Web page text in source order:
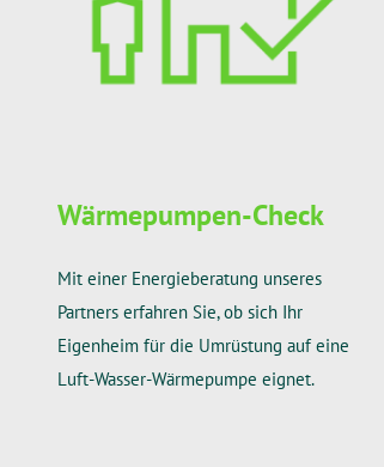
Wärmepumpen-Check
Mit einer Energieberatung unseres
Partners erfahren Sie, ob sich Ihr
Eigenheim für die Umrüstung auf eine
Luft-Wasser-Wärmepumpe eignet.